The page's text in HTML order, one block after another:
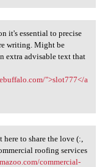
on
it's essential to precise
writing. Might be
extra advisable text that
">slot777</a
to share the love (:,
roofing services
commercial-